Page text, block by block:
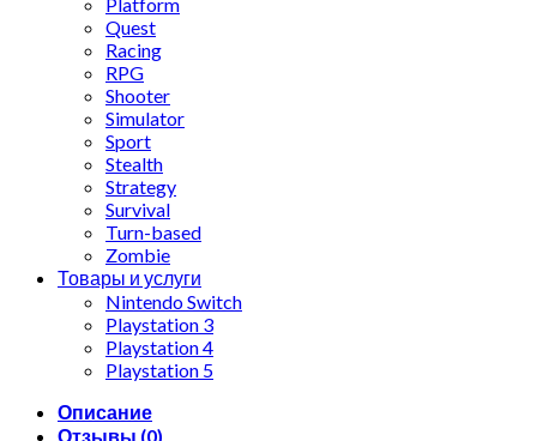
Quest
Racing
RPG
Shooter
Simulator
Sport
Stealth
Strategy
Survival
Turn-based
Zombie
Товары и услуги
Nintendo Switch
Playstation 3
Playstation 4
Playstation 5
Описание
Отзывы (0)